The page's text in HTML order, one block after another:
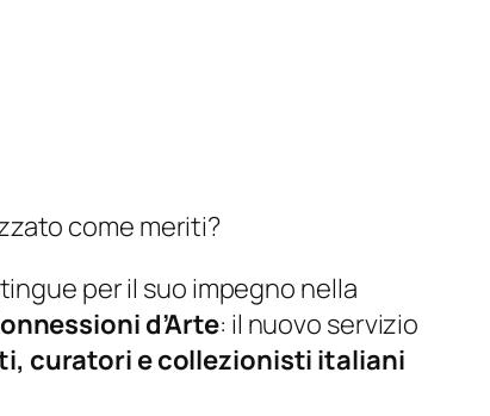
come meriti?
per il suo impegno nella
d’Arte: il nuovo servizio
curatori e collezionisti italiani